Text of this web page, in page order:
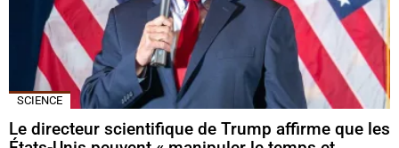
SCIENCE
Le directeur scientifique de Trump affirme que les